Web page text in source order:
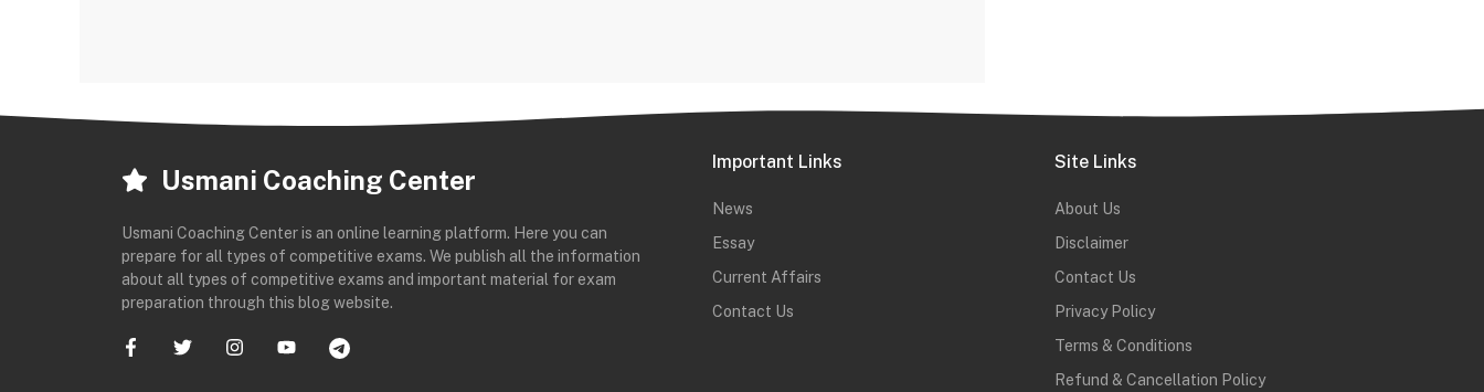
Usmani Coaching Center
Usmani Coaching Center is an online learning platform. Here you can
prepare for all types of competitive exams. We publish all the information
about all types of competitive exams and important material for exam
preparation through this blog website.
Important Links
News
Essay
Current Affairs
Contact Us
Site Links
About Us
Disclaimer
Contact Us
Privacy Policy
Terms & Conditions
Refund & Cancellation Policy